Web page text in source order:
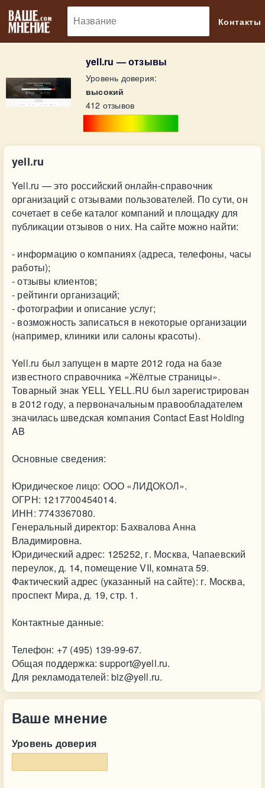
Контакты
yell.ru — отзывы
Уровень доверия:
высокий
412 отзывов
yell.ru
Yell.ru — это российский онлайн-справочник
организаций с отзывами пользователей. По сути, он
сочетает в себе каталог компаний и площадку для
публикации отзывов о них. На сайте можно найти:
- информацию о компаниях (адреса, телефоны, часы
работы);
- отзывы клиентов;
- рейтинги организаций;
- фотографии и описание услуг;
- возможность записаться в некоторые организации
(например, клиники или салоны красоты).
Yell.ru был запущен в марте 2012 года на базе
известного справочника «Жёлтые страницы».
Товарный знак YELL YELL.RU был зарегистрирован
в 2012 году, а первоначальным правообладателем
значилась шведская компания Contact East Holding
AB
Основные сведения:
Юридическое лицо: ООО «ЛИДОКОЛ».
ОГРН: 1217700454014.
ИНН: 7743367080.
Генеральный директор: Бахвалова Анна
Владимировна.
Юридический адрес: 125252, г. Москва, Чапаевский
переулок, д. 14, помещение VII, комната 59.
Фактический адрес (указанный на сайте): г. Москва,
проспект Мира, д. 19, стр. 1.
Контактные данные:
Телефон: +7 (495) 139-99-67.
Общая поддержка:support@yell.ru.
Для рекламодателей: biz@yell.ru.
Ваше мнение
Уровень доверия